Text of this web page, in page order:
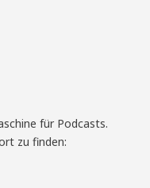
für Podcasts.
zu finden: